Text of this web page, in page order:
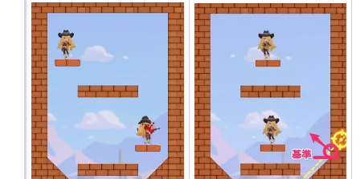
52 53 54 55 56 57 58 59 60
62 65 66 68 70
72 75 76 78 80
83 84 85 86 88 89 90
92 93 94 95 96 98 100
101 102 103 105 106 107 109 110